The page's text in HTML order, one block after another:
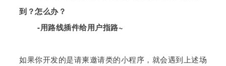
到？怎么办？
-用路线插件给用户指路~
如果你开发的是请柬邀请类的小程序，就会遇到上述场